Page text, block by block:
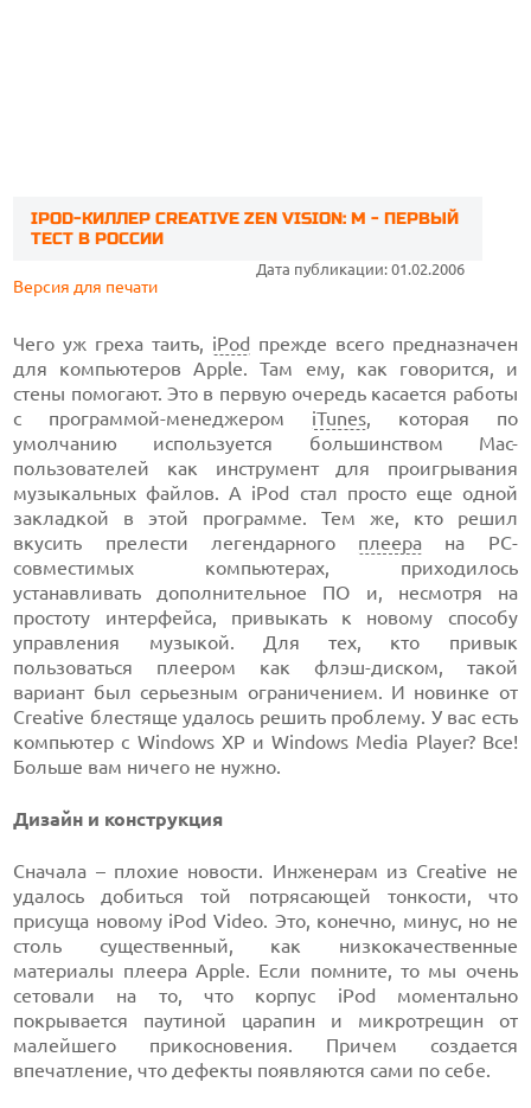
IPOD-КИЛЛЕР CREATIVE ZEN VISION: M - ПЕРВЫЙ
ТЕСТ В РОССИИ
Дата публикации: 01.02.2006
Версия для печати
Чего уж греха таить, iPod прежде всего предназначен
для компьютеров Apple. Там ему, как говорится, и
стены помогают. Это в первую очередь касается работы
с программой-менеджером iTunes, которая по
умолчанию используется большинством Mac-
пользователей как инструмент для проигрывания
музыкальных файлов. А iPod стал просто еще одной
закладкой в этой программе. Тем же, кто решил
вкусить прелести легендарного плеера на PC-
совместимых компьютерах, приходилось
устанавливать дополнительное ПО и, несмотря на
простоту интерфейса, привыкать к новому способу
управления музыкой. Для тех, кто привык
пользоваться плеером как флэш-диском, такой
вариант был серьезным ограничением. И новинке от
Creative блестяще удалось решить проблему. У вас есть
компьютер с Windows XP и Windows Media Player? Все!
Больше вам ничего не нужно.
Дизайн и конструкция
Сначала – плохие новости. Инженерам из Creative не
удалось добиться той потрясающей тонкости, что
присуща новому iPod Video. Это, конечно, минус, но не
столь существенный, как низкокачественные
материалы плеера Apple. Если помните, то мы очень
сетовали на то, что корпус iPod моментально
покрывается паутиной царапин и микротрещин от
малейшего прикосновения. Причем создается
впечатление, что дефекты появляются сами по себе.